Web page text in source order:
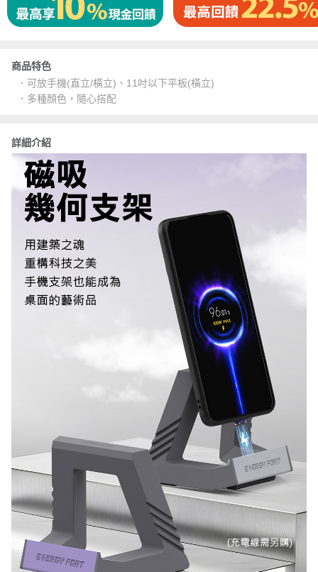
商品特色
．可放手機(直立/橫立)、11吋以下平板(橫立)
．多種顏色，隨心搭配
詳細介紹